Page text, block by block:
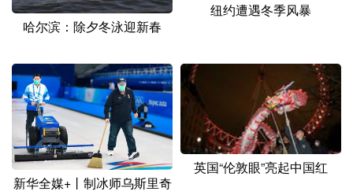
哈尔滨：除夕冬泳迎新春
纽约遭遇冬季风暴
新华全媒+丨制冰师乌斯里奇
英国“伦敦眼”亮起中国红